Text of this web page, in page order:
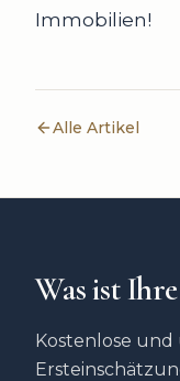
Immobilien!
Alle Artikel
Was ist
Kostenlose